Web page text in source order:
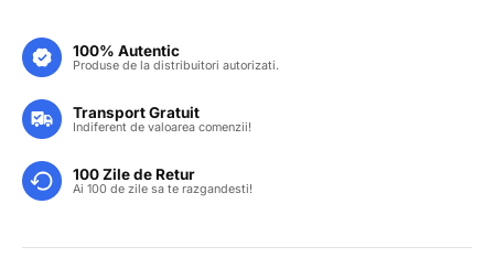
100% Autentic
Produse de la distribuitori autorizati.
Transport Gratuit
Indiferent de valoarea comenzii!
100 Zile de Retur
Ai 100 de zile sa te razgandesti!